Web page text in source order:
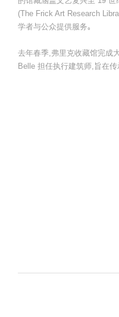
(The Frick Art Research
学者与公众提供服务｡
去年春季,弗里克收藏馆完成
Belle 担任执行建筑师,旨在